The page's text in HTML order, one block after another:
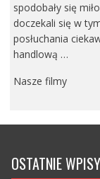
spodobały się
doczekali się w
posłuchania
handlową …
Nasze filmy
OSTATNIE WPISY